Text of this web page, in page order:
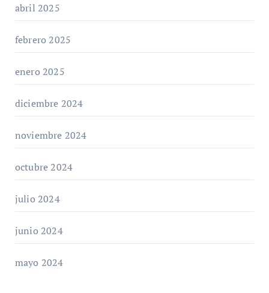
abril 2025
febrero 2025
enero 2025
diciembre 2024
noviembre 2024
octubre 2024
julio 2024
junio 2024
mayo 2024